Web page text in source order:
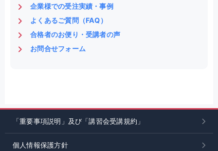
企業様での受注実績・事例
よくあるご質問（FAQ）
合格者のお便り・受講者の声
お問合せフォーム
「重要事項説明」及び「講習会受講規約」
個人情報保護方針